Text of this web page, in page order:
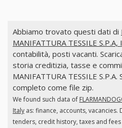
Abbiamo trovato questi dati di
MANIFATTURA TESSILE S.P.A,
contabilità, posti vacanti.
storia creditizia, tasse e
MANIFATTURA TESSILE
completo come file zip.
We found such data of
Italyas: finance, accounts, vacancies.
tenders, credit history, taxes and fees